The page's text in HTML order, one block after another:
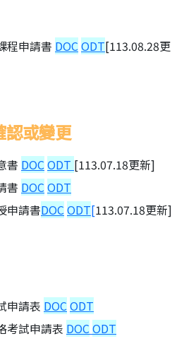
程申請書 DOC ODT[113.08.28更
認或變更
書 DOC ODT [113.07.18更新]
書 DOC ODT
申請書DOC ODT[113.07.18更新]
申請表 DOC ODT
考試申請表 DOC ODT